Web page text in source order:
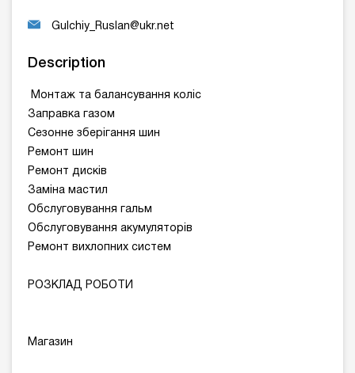
Gulchiy_Ruslan@ukr.net
Description
Монтаж та балансування коліс
Заправка газом
Сезонне зберігання шин
Ремонт шин
Ремонт дисків
Заміна мастил
Обслуговування гальм
Обслуговування акумуляторів
Ремонт вихлопних систем
РОЗКЛАД РОБОТИ
Магазин